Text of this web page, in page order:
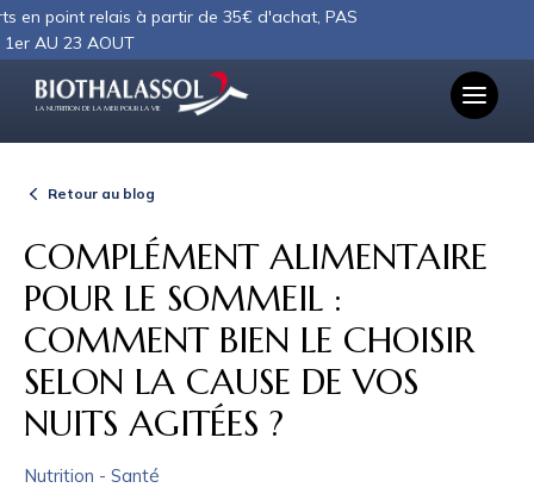
à partir de 35€ d'achat, PAS
LA NUTRITION DE LA MER POUR LA VIE
Retour au blog
COMPLÉMENT ALIMENTAIRE
POUR LE SOMMEIL :
COMMENT BIEN LE CHOISIR
SELON LA CAUSE DE VOS
NUITS AGITÉES ?
Nutrition - Santé
Panneau de gestion des cookies